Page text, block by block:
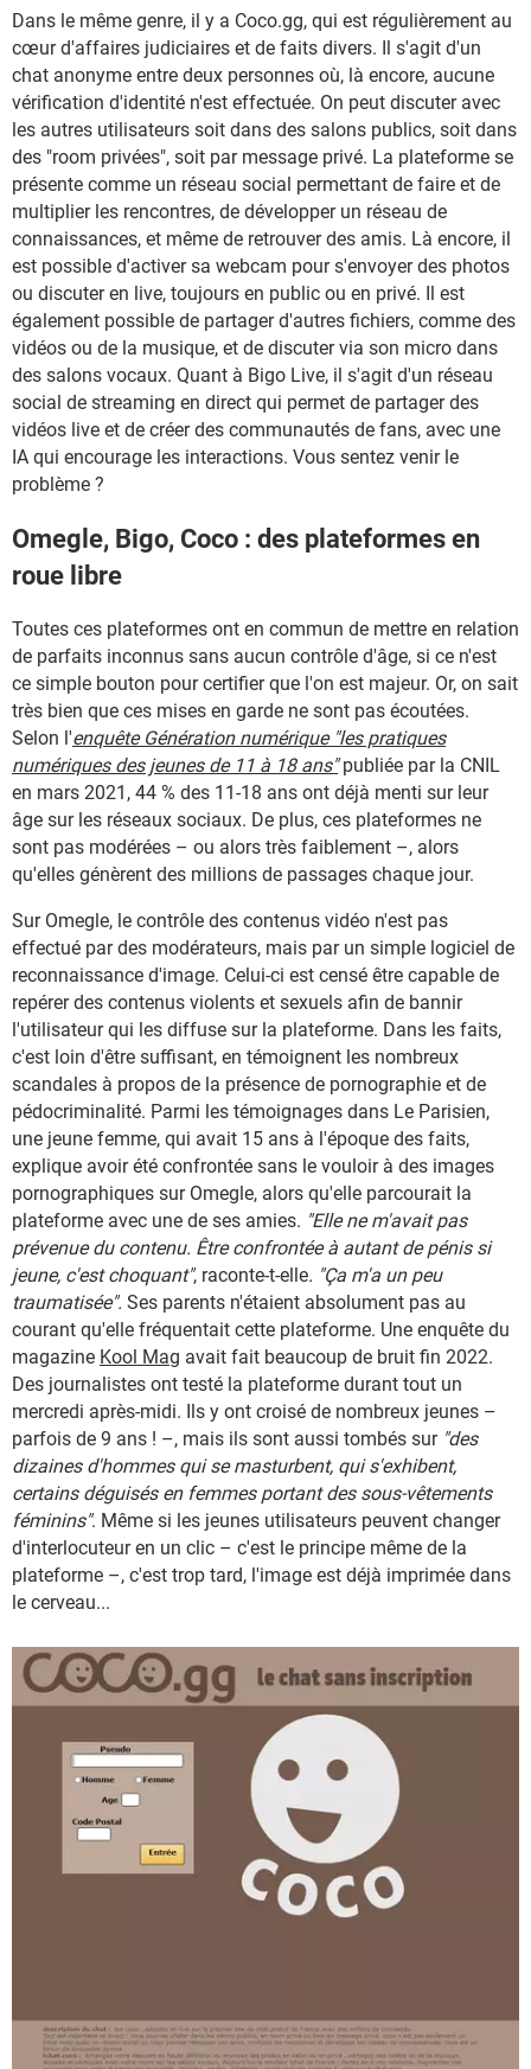
Dans le même genre, il y a Coco.gg, qui est régulièrement au
cœur d'affaires judiciaires et de faits divers. Il s'agit d'un
chat anonyme entre deux personnes où, là encore, aucune
vérification d'identité n'est effectuée. On peut discuter avec
les autres utilisateurs soit dans des salons publics, soit dans
des "room privées", soit par message privé. La plateforme se
présente comme un réseau social permettant de faire et de
multiplier les rencontres, de développer un réseau de
connaissances, et même de retrouver des amis. Là encore, il
est possible d'activer sa webcam pour s'envoyer des photos
ou discuter en live, toujours en public ou en privé. Il est
également possible de partager d'autres fichiers, comme des
vidéos ou de la musique, et de discuter via son micro dans
des salons vocaux. Quant à Bigo Live, il s'agit d'un réseau
social de streaming en direct qui permet de partager des
vidéos live et de créer des communautés de fans, avec une
IA qui encourage les interactions. Vous sentez venir le
problème ?
Omegle, Bigo, Coco : des plateformes en
roue libre
Toutes ces plateformes ont en commun de mettre en relation
de parfaits inconnus sans aucun contrôle d'âge, si ce n'est
ce simple bouton pour certifier que l'on est majeur. Or, on sait
très bien que ces mises en garde ne sont pas écoutées.
Selon l'enquête Génération numérique "les pratiques
numériques des jeunes de 11 à 18 ans" publiée par la CNIL
en mars 2021, 44 % des 11-18 ans ont déjà menti sur leur
âge sur les réseaux sociaux. De plus, ces plateformes ne
sont pas modérées – ou alors très faiblement –, alors
qu'elles génèrent des millions de passages chaque jour.
Sur Omegle, le contrôle des contenus vidéo n'est pas
effectué par des modérateurs, mais par un simple logiciel de
reconnaissance d'image. Celui-ci est censé être capable de
repérer des contenus violents et sexuels afin de bannir
l'utilisateur qui les diffuse sur la plateforme. Dans les faits,
c'est loin d'être suffisant, en témoignent les nombreux
scandales à propos de la présence de pornographie et de
pédocriminalité. Parmi les témoignages dans Le Parisien,
une jeune femme, qui avait 15 ans à l'époque des faits,
explique avoir été confrontée sans le vouloir à des images
pornographiques sur Omegle, alors qu'elle parcourait la
plateforme avec une de ses amies. "Elle ne m'avait pas
prévenue du contenu. Être confrontée à autant de pénis si
jeune, c'est choquant", raconte-t-elle. "Ça m'a un peu
traumatisée". Ses parents n'étaient absolument pas au
courant qu'elle fréquentait cette plateforme. Une enquête du
magazine Kool Mag avait fait beaucoup de bruit fin 2022.
Des journalistes ont testé la plateforme durant tout un
mercredi après-midi. Ils y ont croisé de nombreux jeunes –
parfois de 9 ans ! –, mais ils sont aussi tombés sur "des
dizaines d'hommes qui se masturbent, qui s'exhibent,
certains déguisés en femmes portant des sous-vêtements
féminins". Même si les jeunes utilisateurs peuvent changer
d'interlocuteur en un clic – c'est le principe même de la
plateforme –, c'est trop tard, l'image est déjà imprimée dans
le cerveau...